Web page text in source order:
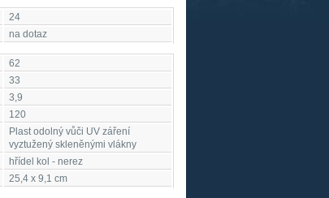
24
na dotaz
62
33
3,9
120
Plast odolný vůči UV záření
vyztužený skleněnými vlákny
hřídel kol - nerez
25,4 x 9,1 cm